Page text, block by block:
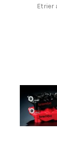
Etrier